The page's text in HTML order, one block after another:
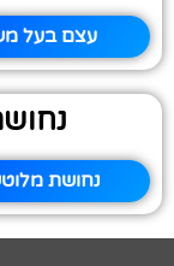
עצם בעל
נחושת